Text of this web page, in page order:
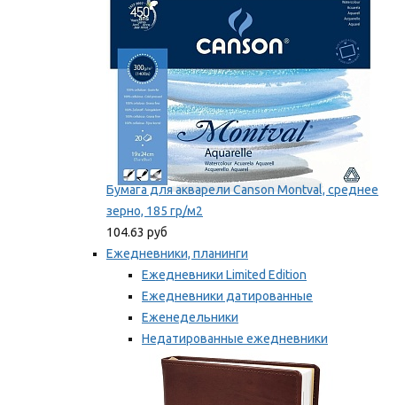
Бумага для акварели Canson Montval, среднее
зерно, 185 гр/м2
104.63 руб
Ежедневники, планинги
Ежедневники Limited Edition
Ежедневники датированные
Еженедельники
Недатированные ежедневники
Планинги
Мы рекомендуем